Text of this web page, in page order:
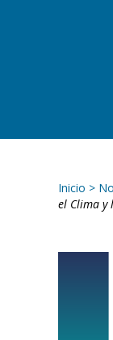
Inicio >
el Clima y